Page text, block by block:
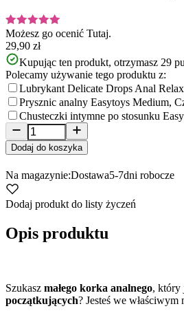
Możesz go ocenić Tutaj.
29,90 zł
Kupując ten produkt, otrzymasz 29
Polecamy używanie tego produktu z:
Lubrykant Delicate Drops Anal
Prysznic analny Easytoys Medium,
Chusteczki intymne po stosunku
Dodaj do koszyka
Na magazynie:Dostawa5-7dni robocze
Dodaj produkt do listy życzeń
Opis produktu
Szukasz małego korka analnego, który
początkujących? Jesteś we właściwym